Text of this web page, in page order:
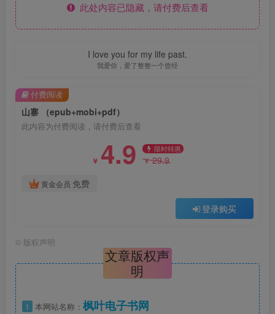
此处内容已隐藏，请付费后查看
I love you for my life past.
我爱你，爱了整整一个曾经
山寨 （epub+mobi+pdf）
此内容为付费阅读，请付费后查看
￥ 4.9 限时特惠
￥29.9
黄金会员 免费
登录购买
付费阅读
© 版权声明
文章版权声
明
1 本网站名称： 枫叶电子书网